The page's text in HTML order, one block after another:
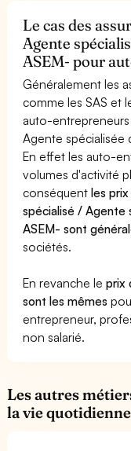
Le cas des
Agente
ASEM- pour
Généralement les
comme les SAS et
auto-
Agente spécialisée
En effet les auto-
volumes d'activité
conséquentles
spécialisé / Agente
ASEM- sont
sociétés.
En revanche leprix
sont les mêmes
entrepreneur,
non salarié.
Les autres
la vie quotidienne